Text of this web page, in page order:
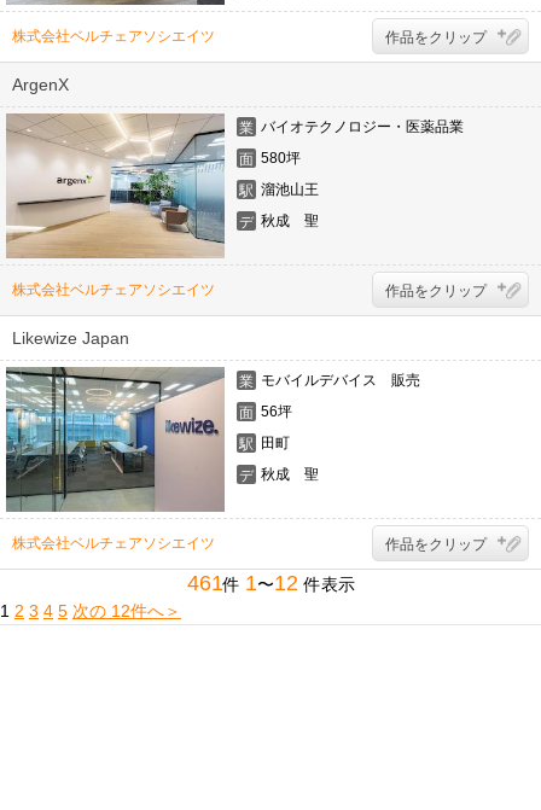
ザ
株式会社ベルチェアソシエイツ 作品をクリップ
ArgenX
業
態
バイオテクノロジー・医薬品業
面
積
580坪
駅溜池山王
デ
イ
秋成 聖
株式会社ベルチェアソシエイツ 作品をクリップ
Likewize Japan
業
態
モバイルデバイス 販売
面
積
56坪
駅
田町
デ
イ
秋成 聖
株式会社ベルチェアソシエイツ 作品をクリップ
461件 1〜12件表示
1 2 3 4 5 次の 12件へ＞